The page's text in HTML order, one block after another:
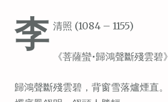
李 清照 (1084 – 1155)
《菩薩蠻•歸鴻聲斷殘雲碧》
歸鴻聲斷殘雲碧，背窗雪落爐煙直。